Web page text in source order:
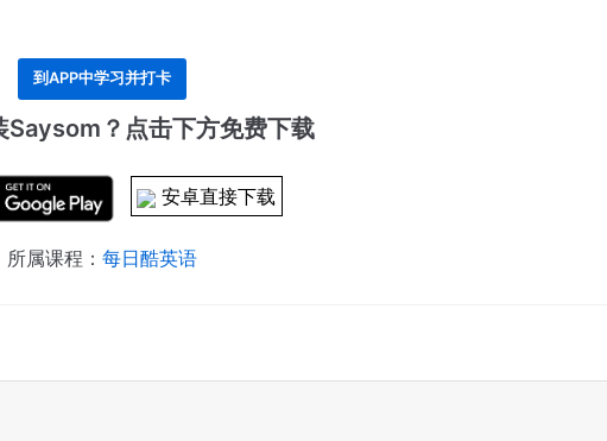
到APP中学习并打卡
Saysom？点击下方免费下载
安卓直接下载
所属课程： 每日酷英语